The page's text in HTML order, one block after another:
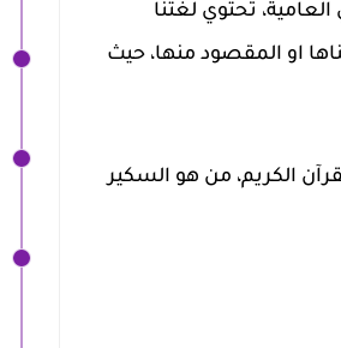
تحتوي لغتنا
او المقصود منها، حيث
الكريم، من هو السكير